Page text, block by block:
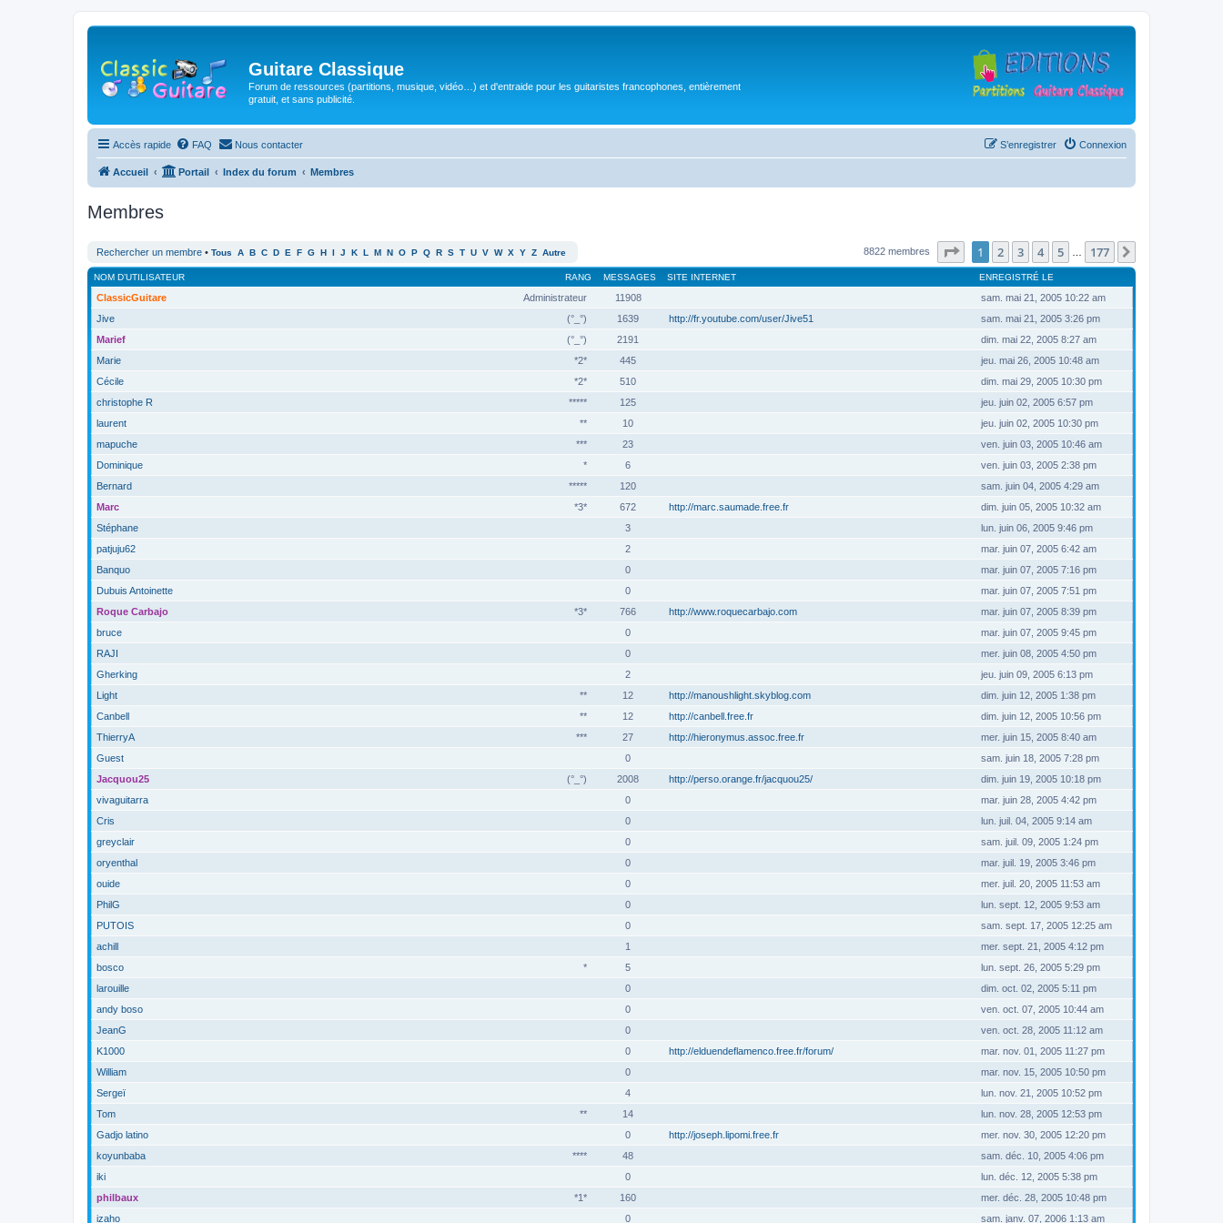
Guitare Classique
Forum de ressources (partitions, musique, vidéo…) et d'entraide pour les guitaristes francophones, entièrement
gratuit, et sans publicité.
Accès rapide FAQ Nous contacter Connexion
S’enregistrer
Accueil Portail Index du forum Membres
Membres
Rechercher un membre • Tous A B C D E F G H I J K L M N O P Q R S T U V W X Y Z Autre 8822 membres Page sur177
1 2 3 4 5 177
RANG
NOM D’UTILISATEUR MESSAGES SITE INTERNET ENREGISTRÉ LE
Administrateur
ClassicGuitare 11908
sam. mai 21, 2005 10:22 am
(°_°)
Jive 1639 http://fr.youtube.com/user/Jive51
sam. mai 21, 2005 3:26 pm
(°_°)
Marief 2191
dim. mai 22, 2005 8:27 am
*2*
Marie 445
jeu. mai 26, 2005 10:48 am
*2*
Cécile 510
dim. mai 29, 2005 10:30 pm
*****
christophe R 125
jeu. juin 02, 2005 6:57 pm
**
laurent 10
jeu. juin 02, 2005 10:30 pm
***
mapuche 23
ven. juin 03, 2005 10:46 am
*
Dominique 6
ven. juin 03, 2005 2:38 pm
*****
Bernard 120
sam. juin 04, 2005 4:29 am
*3*
Marc 672 http://marc.saumade.free.fr
dim. juin 05, 2005 10:32 am
Stéphane
3
lun. juin 06, 2005 9:46 pm
patjuju62
2
mar. juin 07, 2005 6:42 am
Banquo
0
mar. juin 07, 2005 7:16 pm
Dubuis Antoinette
0
mar. juin 07, 2005 7:51 pm
*3*
Roque Carbajo 766 http://www.roquecarbajo.com
mar. juin 07, 2005 8:39 pm
bruce
0
mar. juin 07, 2005 9:45 pm
RAJI
0
mer. juin 08, 2005 4:50 pm
Gherking
2
jeu. juin 09, 2005 6:13 pm
**
Light 12 http://manoushlight.skyblog.com
dim. juin 12, 2005 1:38 pm
**
Canbell 12 http://canbell.free.fr
dim. juin 12, 2005 10:56 pm
***
ThierryA 27 http://hieronymus.assoc.free.fr
mer. juin 15, 2005 8:40 am
Guest
0
sam. juin 18, 2005 7:28 pm
(°_°)
Jacquou25 2008 http://perso.orange.fr/jacquou25/
dim. juin 19, 2005 10:18 pm
vivaguitarra
0
mar. juin 28, 2005 4:42 pm
Cris
0
lun. juil. 04, 2005 9:14 am
greyclair
0
sam. juil. 09, 2005 1:24 pm
oryenthal
0
mar. juil. 19, 2005 3:46 pm
ouide
0
mer. juil. 20, 2005 11:53 am
PhilG
0
lun. sept. 12, 2005 9:53 am
PUTOIS
0
sam. sept. 17, 2005 12:25 am
achill
1
mer. sept. 21, 2005 4:12 pm
*
bosco 5
lun. sept. 26, 2005 5:29 pm
larouille
0
dim. oct. 02, 2005 5:11 pm
andy boso
0
ven. oct. 07, 2005 10:44 am
JeanG
0
ven. oct. 28, 2005 11:12 am
K1000
0 http://elduendeflamenco.free.fr/forum/
mar. nov. 01, 2005 11:27 pm
William
0
mar. nov. 15, 2005 10:50 pm
Sergeï
4
lun. nov. 21, 2005 10:52 pm
**
Tom 14
lun. nov. 28, 2005 12:53 pm
Gadjo latino
0 http://joseph.lipomi.free.fr
mer. nov. 30, 2005 12:20 pm
****
koyunbaba 48
sam. déc. 10, 2005 4:06 pm
iki
0
lun. déc. 12, 2005 5:38 pm
*1*
philbaux 160
mer. déc. 28, 2005 10:48 pm
izaho
0 sam. janv. 07, 2006 1:13 am